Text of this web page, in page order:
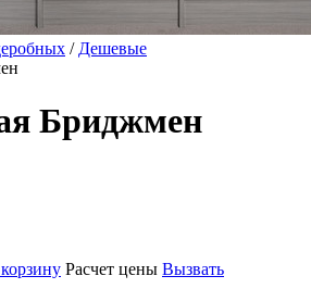
/ Дешевые
Бриджмен
Расчет цены Вызвать